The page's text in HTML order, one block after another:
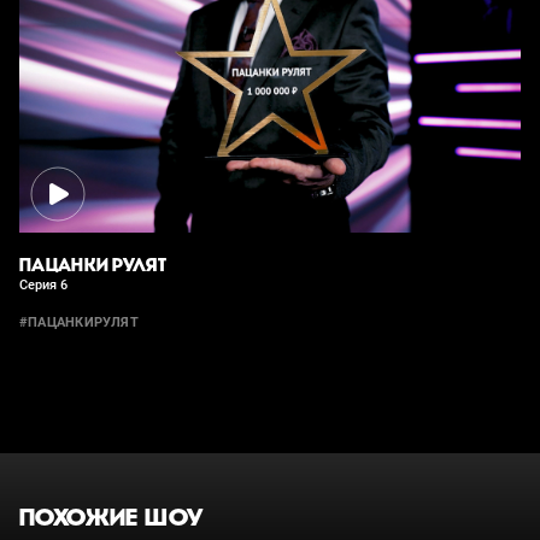
ПАЦАНКИ РУЛЯТ
Серия 6
#ПАЦАНКИРУЛЯТ
ПОХОЖИЕ ШОУ